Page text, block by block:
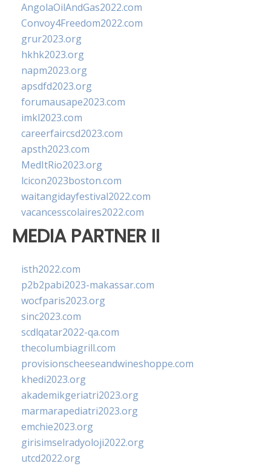
AngolaOilAndGas2022.com
Convoy4Freedom2022.com
grur2023.org
hkhk2023.org
napm2023.org
apsdfd2023.org
forumausape2023.com
imkl2023.com
careerfaircsd2023.com
apsth2023.com
MedItRio2023.org
lcicon2023boston.com
waitangidayfestival2022.com
vacancesscolaires2022.com
MEDIA PARTNER II
isth2022.com
p2b2pabi2023-makassar.com
wocfparis2023.org
sinc2023.com
scdlqatar2022-qa.com
thecolumbiagrill.com
provisionscheeseandwineshoppe.com
khedi2023.org
akademikgeriatri2023.org
marmarapediatri2023.org
emchie2023.org
girisimselradyoloji2022.org
utcd2022.org